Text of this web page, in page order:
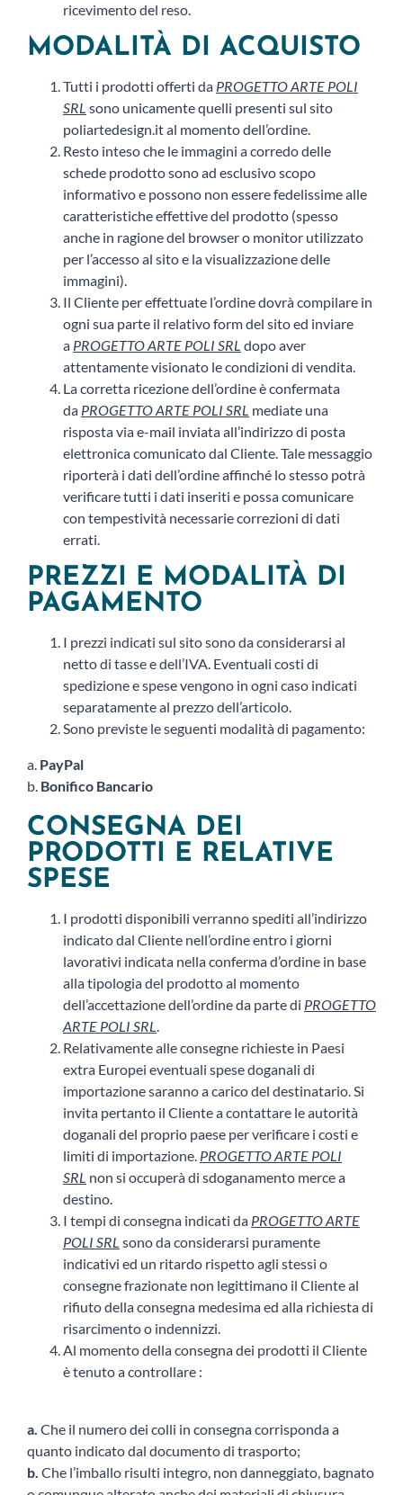
ricevimento del reso.
MODALITÀ DI ACQUISTO
Tutti i prodotti offerti da PROGETTO ARTE POLI
SRL sono unicamente quelli presenti sul sito
poliartedesign.it al momento dell’ordine.
Resto inteso che le immagini a corredo delle
schede prodotto sono ad esclusivo scopo
informativo e possono non essere fedelissime alle
caratteristiche effettive del prodotto (spesso
anche in ragione del browser o monitor utilizzato
per l’accesso al sito e la visualizzazione delle
immagini).
Il Cliente per effettuate l’ordine dovrà compilare in
ogni sua parte il relativo form del sito ed inviare
a PROGETTO ARTE POLI SRL dopo aver
attentamente visionato le condizioni di vendita.
La corretta ricezione dell’ordine è confermata
da PROGETTO ARTE POLI SRL mediate una
risposta via e-mail inviata all’indirizzo di posta
elettronica comunicato dal Cliente. Tale messaggio
riporterà i dati dell’ordine affinché lo stesso potrà
verificare tutti i dati inseriti e possa comunicare
con tempestività necessarie correzioni di dati
errati.
PREZZI E MODALITÀ DI
PAGAMENTO
I prezzi indicati sul sito sono da considerarsi al
netto di tasse e dell’IVA. Eventuali costi di
spedizione e spese vengono in ogni caso indicati
separatamente al prezzo dell’articolo.
Sono previste le seguenti modalità di pagamento:
a. PayPal
b. Bonifico Bancario
CONSEGNA DEI
PRODOTTI E RELATIVE
SPESE
I prodotti disponibili verranno spediti all’indirizzo
indicato dal Cliente nell’ordine entro i giorni
lavorativi indicata nella conferma d’ordine in base
alla tipologia del prodotto al momento
dell’accettazione dell’ordine da parte di PROGETTO
ARTE POLI SRL.
Relativamente alle consegne richieste in Paesi
extra Europei eventuali spese doganali di
importazione saranno a carico del destinatario. Si
invita pertanto il Cliente a contattare le autorità
doganali del proprio paese per verificare i costi e
limiti di importazione. PROGETTO ARTE POLI
SRL non si occuperà di sdoganamento merce a
destino.
I tempi di consegna indicati da PROGETTO ARTE
POLI SRL sono da considerarsi puramente
indicativi ed un ritardo rispetto agli stessi o
consegne frazionate non legittimano il Cliente al
rifiuto della consegna medesima ed alla richiesta di
risarcimento o indennizzi.
Al momento della consegna dei prodotti il Cliente
è tenuto a controllare :
a. Che il numero dei colli in consegna corrisponda a
quanto indicato dal documento di trasporto;
b. Che l’imballo risulti integro, non danneggiato, bagnato